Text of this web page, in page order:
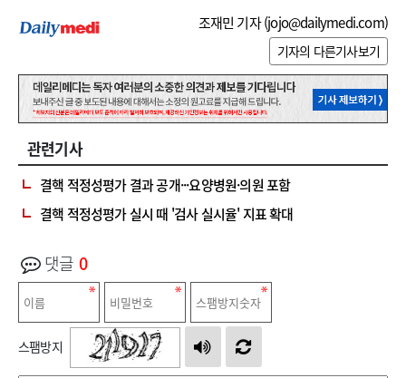
조재민 기자 (jojo@dailymedi.com)
기자의 다른기사보기
관련기사
결핵 적정성평가 결과 공개···요양병원·의원 포함
결핵 적정성평가 실시 때 '검사 실시율' 지표 확대
댓글 0
스팸방지